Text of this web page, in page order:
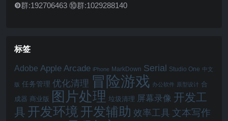
❾群:192706463 ⑩群:1029288140
标签
Adobe Apple Arcade iPhone MarkDown Serial Studio One 中文
版 任务管理 优化清理 冒险游戏 办公软件 原型设计 合
成器 商业版 图片处理 垃圾清理 屏幕录像 开发工
具 开发环境 开发辅助 效率工具 文本写作